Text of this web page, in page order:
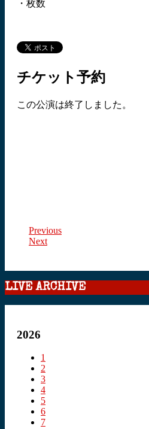
・枚数
チケット予約
この公演は終了しました。
Previous
Next
LIVE ARCHIVE
2026
1
2
3
4
5
6
7